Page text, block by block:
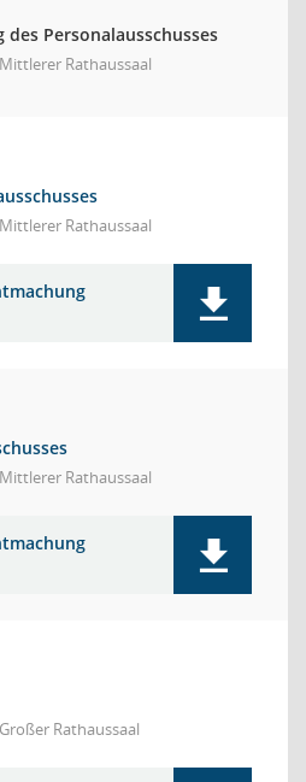
Personalausschusses
Rathaussaal
Rathaussaal
Rathaussaal
Rathaussaal